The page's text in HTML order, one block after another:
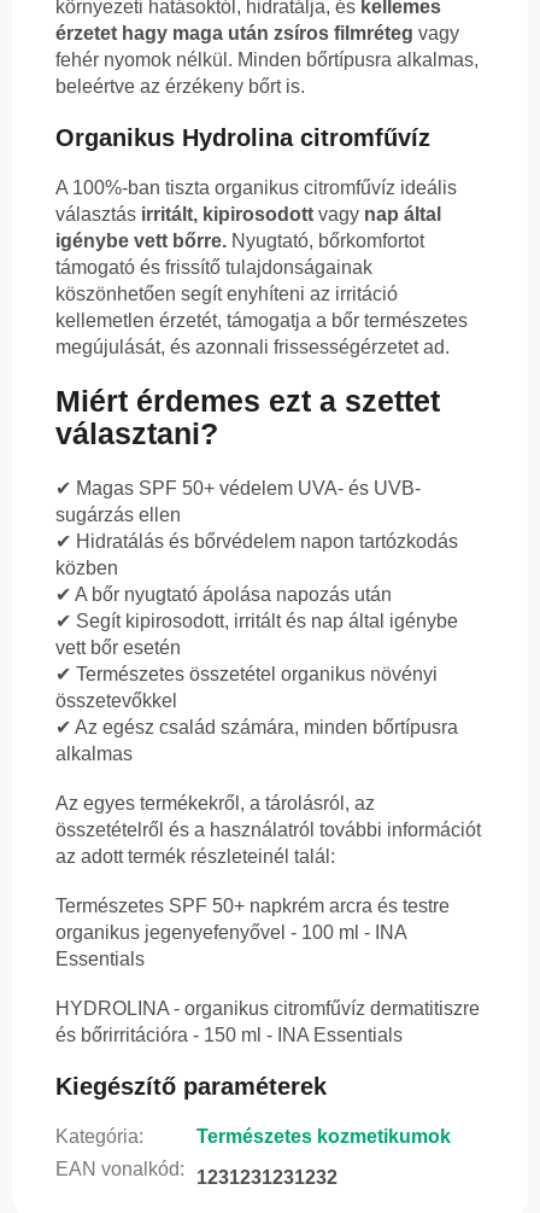
környezeti hatásoktól, hidratálja, és kellemes
érzetet hagy maga után zsíros filmréteg vagy
fehér nyomok nélkül. Minden bőrtípusra alkalmas,
beleértve az érzékeny bőrt is.
Organikus Hydrolina citromfűvíz
A 100%-ban tiszta organikus citromfűvíz ideális
választás irritált, kipirosodott vagy nap által
igénybe vett bőrre. Nyugtató, bőrkomfortot
támogató és frissítő tulajdonságainak
köszönhetően segít enyhíteni az irritáció
kellemetlen érzetét, támogatja a bőr természetes
megújulását, és azonnali frissességérzetet ad.
Miért érdemes ezt a szettet
választani?
✔ Magas SPF 50+ védelem UVA- és UVB-
sugárzás ellen
✔ Hidratálás és bőrvédelem napon tartózkodás
közben
✔ A bőr nyugtató ápolása napozás után
✔ Segít kipirosodott, irritált és nap által igénybe
vett bőr esetén
✔ Természetes összetétel organikus növényi
összetevőkkel
✔ Az egész család számára, minden bőrtípusra
alkalmas
Az egyes termékekről, a tárolásról, az
összetételről és a használatról további információt
az adott termék részleteinél talál:
Természetes SPF 50+ napkrém arcra és testre
organikus jegenyefenyővel - 100 ml - INA
Essentials
HYDROLINA - organikus citromfűvíz dermatitiszre
és bőrirritációra - 150 ml - INA Essentials
Kiegészítő paraméterek
Kategória:
Természetes kozmetikumok
EAN vonalkód: 1231231231232